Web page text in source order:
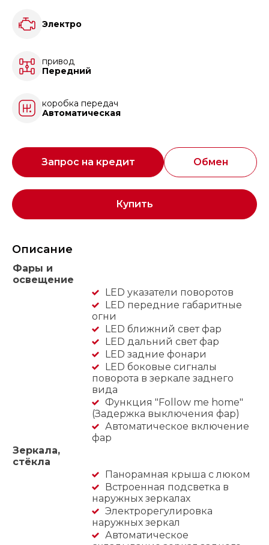
Электро
привод
Передний
коробка передач
Автоматическая
Запрос на кредит Обмен
Купить
Описание
Фары и
освещение
LED указатели поворотов
LED передние габаритные
огни
LED ближний свет фар
LED дальний свет фар
LED задние фонари
LED боковые сигналы
поворота в зеркале заднего
вида
Функция "Follow me home"
(Задержка выключения фар)
Автоматическое включение
фар
Зеркала,
стёкла
Панорамная крыша с люком
Встроенная подсветка в
наружных зеркалах
Электрорегулировка
наружных зеркал
Автоматическое